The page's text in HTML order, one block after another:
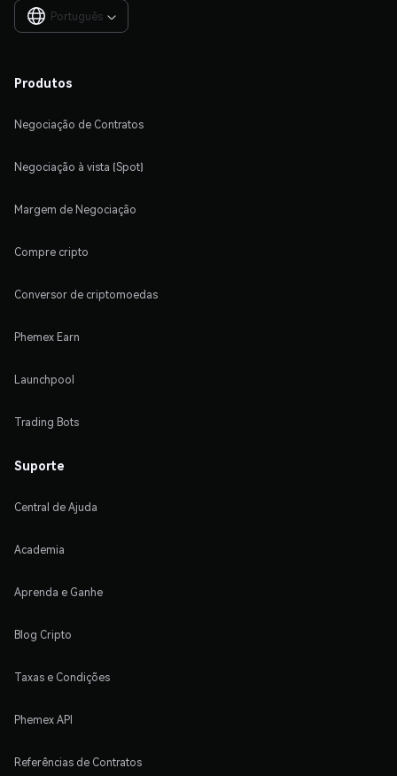
Português 
Produtos
Negociação de Contratos
Negociação à vista (Spot)
Margem de Negociação
Compre cripto
Conversor de criptomoedas
Phemex Earn
Launchpool
Trading Bots
Suporte
Central de Ajuda
Academia
Aprenda e Ganhe
Blog Cripto
Taxas e Condições
Phemex API
Referências de Contratos